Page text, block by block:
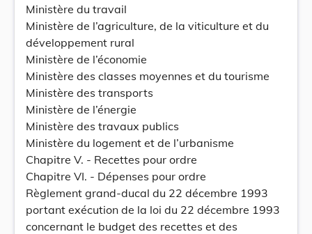
Ministère du travail
Ministère de l’agriculture, de la viticulture et du
développement rural
Ministère de l’économie
Ministère des classes moyennes et du tourisme
Ministère des transports
Ministère de l’énergie
Ministère des travaux publics
Ministère du logement et de l’urbanisme
Chapitre V. - Recettes pour ordre
Chapitre VI. - Dépenses pour ordre
Règlement grand-ducal du 22 décembre 1993
portant exécution de la loi du 22 décembre 1993
concernant le budget des recettes et des